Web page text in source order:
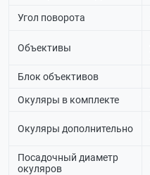
Угол поворота
Объективы
Блок объективов
Окуляры в комплекте
Окуляры дополнительно
Посадочный диаметр
окуляров